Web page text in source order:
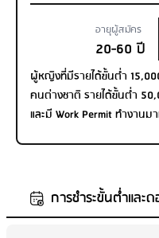
อายุผู้สมัคร
20-60 ปี
ผู้หญิงที่มีรายได้ขั้นต่ำ
คนต่างชาติ รายได้ขั้นต่ำ
และมี Work Permit ทำงานม
การชำระขั้นต่ำและ